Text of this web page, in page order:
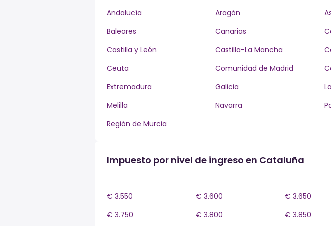
Andalucía Aragón
Baleares
Canarias
Castilla y León
Castilla-La Mancha
Ceuta
Comunidad de Madrid
Extremadura
Galicia
Melilla
Navarra
Región de Murcia
Impuesto por nivel de ingreso en Cataluña
€ 3.550 € 3.600 € 3.650
€ 3.750
€ 3.800 € 3.850